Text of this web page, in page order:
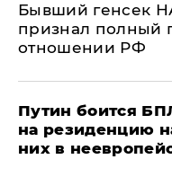
Бывший генсек
признал полный
отношении РФ
Путин боится
на резиденцию
них в